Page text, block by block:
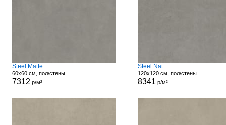
Steel Matte
60x60 см, пол/стены
7312 р/м²
Steel Nat
120x120 см, пол/стены
8341 р/м²